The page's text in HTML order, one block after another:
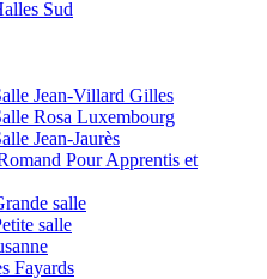
Sud
Jean-Villard Gilles
Rosa Luxembourg
Jean-Jaurès
Pour Apprentis et
salle
salle
Fayards